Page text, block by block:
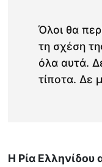
Όλοι θα
τη σχέση
όλα αυτά.
τίποτα. Δε
Η Ρία